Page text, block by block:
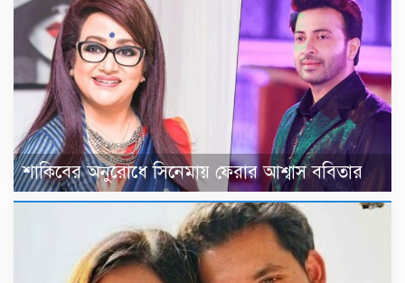
শাকিবের অনুরোধে সিনেমায় ফেরার আশ্বাস ববিতার